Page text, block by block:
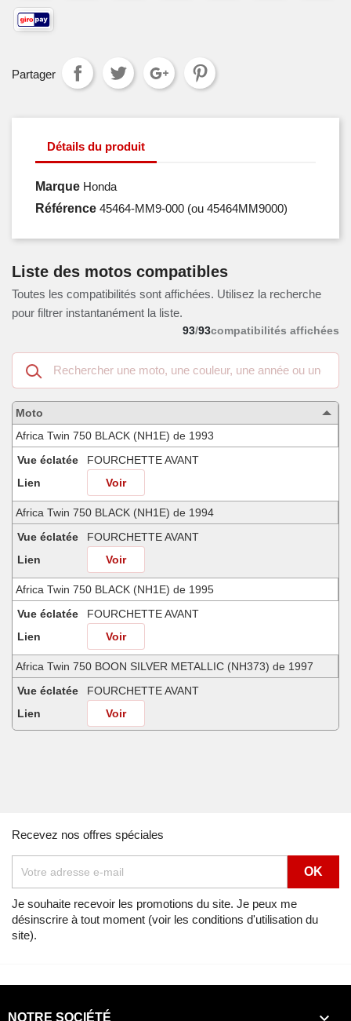
Partager
Détails du produit
Marque Honda
Référence 45464-MM9-000 (ou 45464MM9000)
Liste des motos compatibles
Toutes les compatibilités sont affichées. Utilisez la recherche
pour filtrer instantanément la liste.
93/93compatibilités affichées
Recherche
dans
les
motos
compatibles
Moto
Africa Twin 750 BLACK (NH1E) de 1993
Vue éclatée
FOURCHETTE AVANT
Lien
Voir
Africa Twin 750 BLACK (NH1E) de 1994
Vue éclatée
FOURCHETTE AVANT
Lien
Voir
Africa Twin 750 BLACK (NH1E) de 1995
Vue éclatée
FOURCHETTE AVANT
Lien
Voir
Africa Twin 750 BOON SILVER METALLIC (NH373) de 1997
Vue éclatée
FOURCHETTE AVANT
Lien
Voir
FOURCHETTE AVANT
Lien
Voir
Africa Twin 750 NH138G (NH138G) de 1990
Vue éclatée
FOURCHETTE AVANT
Lien
Recevez nos offres spéciales
Je souhaite recevoir les promotions du site. Je peux me
désinscrire à tout moment (voir les conditions d'utilisation du
site).
NOTRE SOCIÉTÉ